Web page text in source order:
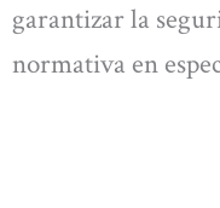
garantizar la
normativa en